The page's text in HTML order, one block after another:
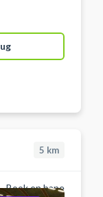
5 km
Book en bane